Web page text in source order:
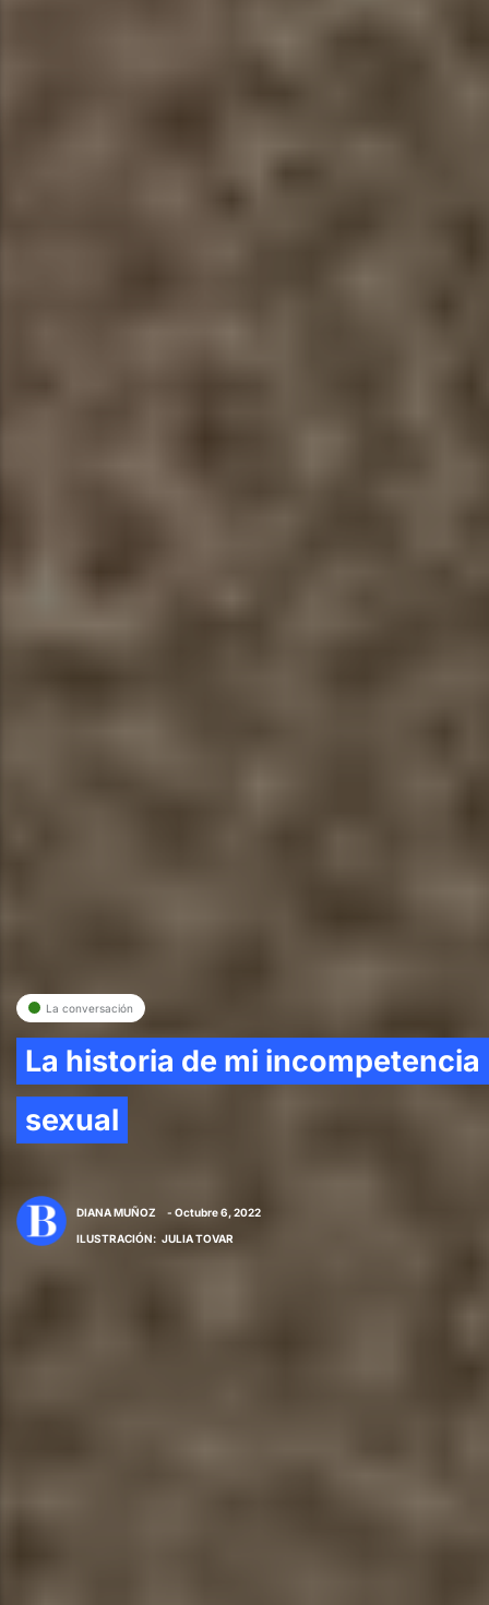
La conversación
La historia de mi incompetencia
sexual
DIANA MUÑOZ
- Octubre 6, 2022
ILUSTRACIÓN: JULIA TOVAR